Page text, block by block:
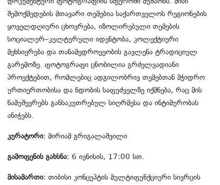
შემოქმედების მთავარი თემებია საქართველოს რეგიონების
ყოველდღიური ცხოვრება, იზოლირებული თემების
სოციალურ–კულტურული იდენტობა, კოლექტიური
მეხსიერება და თანამედროვეობის გავლენა ტრადიციულ
გარემოზე. ფოტოგრაფი ცნობილია გრძელვადიანი
პროექტებით, რომლებიც ადგილობრივ თემებთან მჭიდრო
ურთიერთობისა და ნდობის საფუძველზე იქმნება, რაც მის
ნამუშევრებს განსაკუთრებულ სიღრმესა და ინტიმურობას
ანიჭებს.
კურატორი: მირიამ გრიგალაშვილი
გამოფენის გახსნა: 6 ივნისის, 17:00 სთ.
მისამართი: თიბისი კონცეპტის მულტიფუნქციური სივრცის